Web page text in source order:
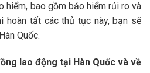
hiểm, bao gồm bảo hiểm rủi ro và
hoàn tất các thủ tục này, bạn sẽ
Quốc.
lao động tại Hàn Quốc và về